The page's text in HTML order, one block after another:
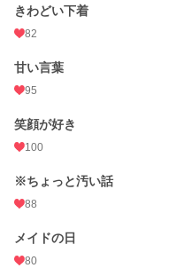
きわどい下着
82
甘い言葉
95
笑顔が好き
100
※ちょっと汚い話
88
メイドの日
80